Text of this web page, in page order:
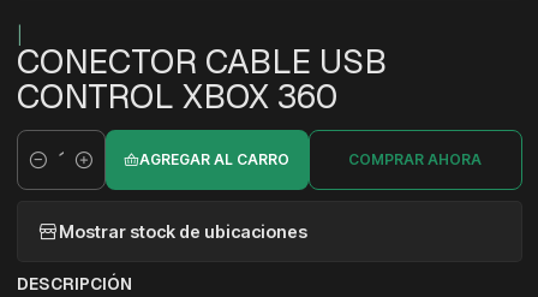
CONECTOR CABLE USB
CONTROL XBOX 360
Cantidad
AGREGAR AL CARRO COMPRAR AHORA
Mostrar stock de ubicaciones
DESCRIPCIÓN